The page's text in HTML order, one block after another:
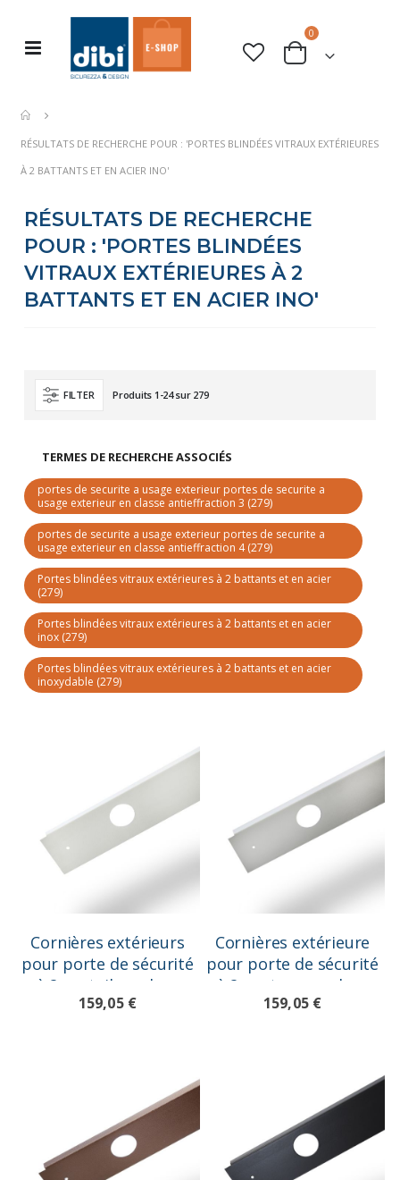
Basculer
navigation
Cart
0 articles
RÉSULTATS DE RECHERCHE POUR : 'PORTES BLINDÉES VITRAUX EXTÉRIEURES
À 2 BATTANTS ET EN ACIER INO'
RÉSULTATS DE RECHERCHE
POUR : 'PORTES BLINDÉES
VITRAUX EXTÉRIEURES À 2
BATTANTS ET EN ACIER INO'
FILTER Produits 1 -24sur 279
TERMES DE RECHERCHE ASSOCIÉS
portes de securite a usage exterieur portes de securite a
usage exterieur en classe antieffraction 3 (279)
portes de securite a usage exterieur portes de securite a
usage exterieur en classe antieffraction 4(279)
Portes blindées vitraux extérieures à 2 battants et en acier
(279)
Portes blindées vitraux extérieures à 2 battants et en acier
inox (279)
Portes blindées vitraux extérieures à 2 battants et en acier
inoxydable (279)
Cornières extérieurs
pour porte de sécurité
à 2 vantail, couleur
Blanc Ral 9010
159,05 €
Cornières extérieure
pour porte de sécurité
à 2 vantaux, couleur
gris Ral 7042
159,05 €